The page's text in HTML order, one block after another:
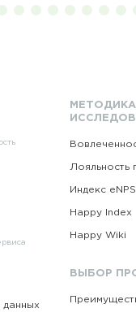
МЕТОДИКА
Лояльность
Индекс eNPS
Happy Index
Happy Wiki
ВЫБОР